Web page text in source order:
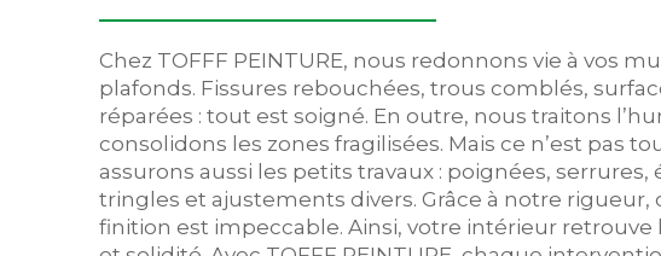
Chez TOFFF PEINTURE, nous redonnons vie à vos
plafonds. Fissures rebouchées, trous comblés,
réparées : tout est soigné. En outre, nous traitons
consolidons les zones fragilisées. Mais ce n’est pas
assurons aussi les petits travaux : poignées, serrures,
tringles et ajustements divers. Grâce à notre rigueur,
finition est impeccable. Ainsi, votre intérieur retrouve